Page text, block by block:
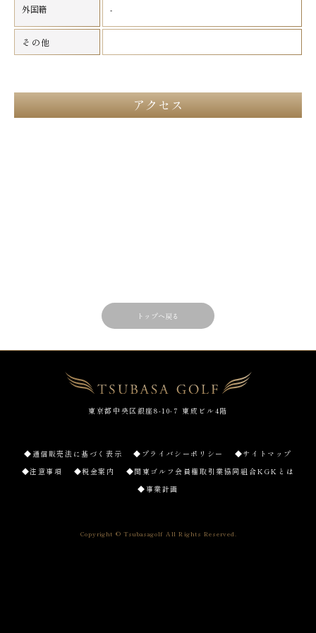
外国籍 -
その他
アクセス
トップへ戻る
東京都中央区銀座8-10-7 東成ビル4階
◆通信販売法に基づく表示 ◆プライバシーポリシー
◆サイトマップ
◆注意事項
◆税金案内
◆関東ゴルフ会員権取引業協同組合KGKとは
◆事業計画
Copyright © Tsubasagolf All Rights Reserved.